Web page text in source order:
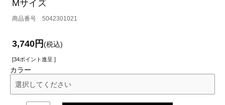
Mサイズ
5042301021
3,740円(税込)
[34ポイント進呈 ]
カラー